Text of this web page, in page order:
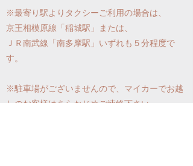
※最寄り駅よりタクシーご利用の場合は、
京王相模原線「稲城駅」または、
ＪＲ南武線「南多摩駅」いずれも５分程度で
す。
※駐車場がございませんので、マイカーでお越
しのお客様はあらかじめご連絡下さ い。